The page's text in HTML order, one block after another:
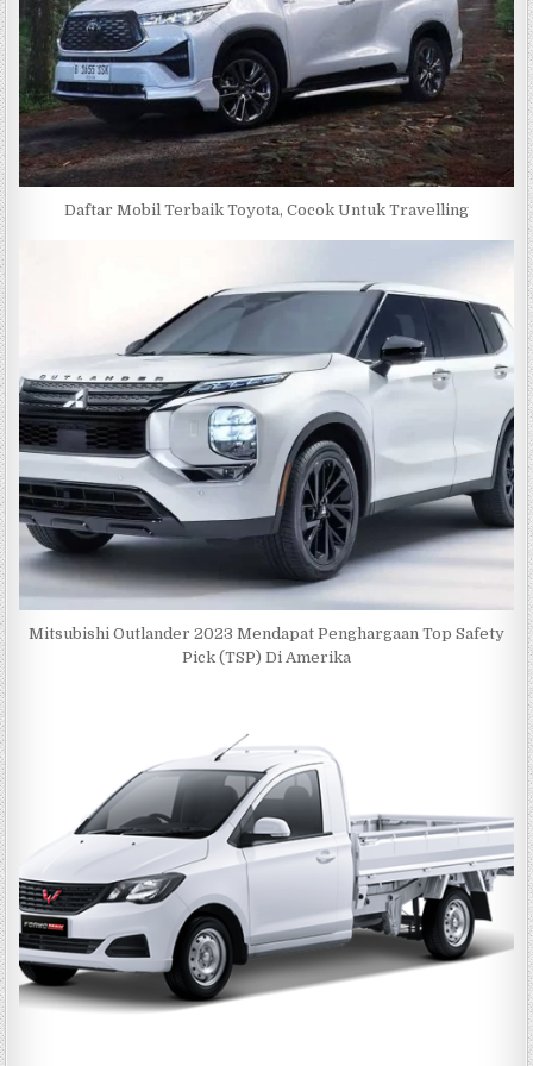
Daftar Mobil Terbaik Toyota, Cocok Untuk Travelling
Mitsubishi Outlander 2023 Mendapat Penghargaan Top Safety
Pick (TSP) Di Amerika